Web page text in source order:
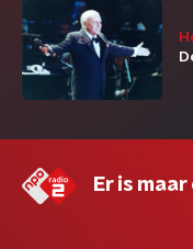
Er is maar